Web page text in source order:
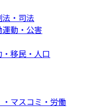
・司法
動・公害
移民・人口
マスコミ・労働